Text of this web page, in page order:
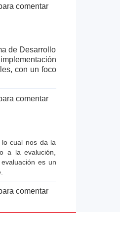
comentar
de Desarrollo
con un foco
comentar
cual nos da la
a la evalución,
es un
comentar